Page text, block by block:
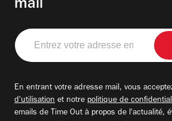
mail
Entrez
votre
adresse
En entrant votre adresse mail, vous
d'utilisation et notre politique de
emails de Time Out à propos de l'actualité,